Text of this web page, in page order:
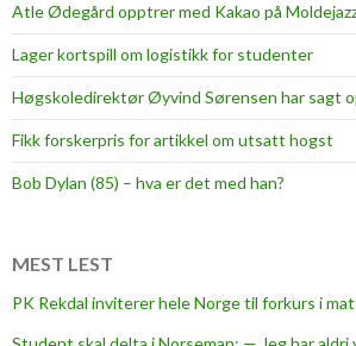
Atle Ødegård opptrer med Kakao på
Lager kortspill om logistikk for studenter
Høgskoledirektør Øyvind Sørensen har sagt
Fikk forskerpris for artikkel om utsatt hogst
Bob Dylan (85) – hva er det med han?
MEST LEST
PK Rekdal inviterer hele Norge til forkurs i